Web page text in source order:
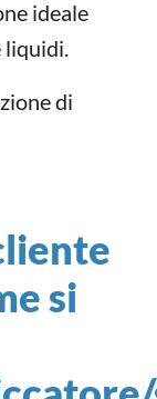
ideale
liquidi.
di
si